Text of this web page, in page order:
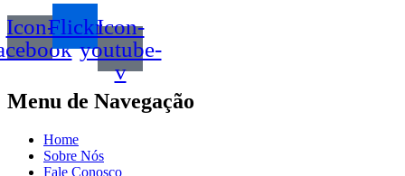
Icon-FlickrIcon-
youtube-
v
Menu de Navegação
Home
Sobre Nós
Fale Conosco